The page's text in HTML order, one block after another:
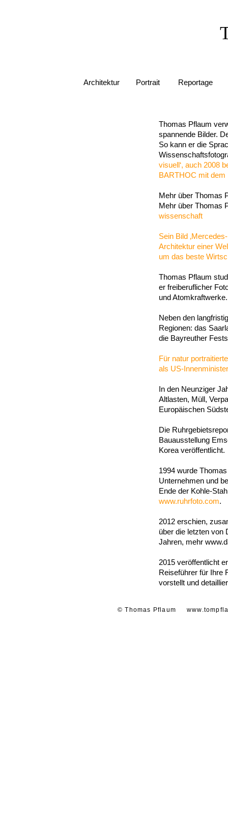
Thomas Pflaum
spannende Bilder.
So kann er die
visuell‘, auch 2008
BARTHOC mit dem
Mehr über Thomas
Mehr über Thomas
wissenschaft
Sein Bild
Architektur einer
um das beste
Thomas Pflaum
er freiberuflicher
und
Neben den
Regionen: das
die Bayreuther
Für natur
als US-
In den Neunziger
Altlasten, Müll,
Europäischen
Die
Bauausstellung
Korea veröffentlicht.
1994 wurde
Unternehmen und
Ende der Kohle-
www.ruhrfoto.com.
2012 erschien,
über die letzten von
Jahren, mehr
2015 veröffentlicht
Reiseführer für Ihre
vorstellt und
Architektur Portrait Reportage
© Thomas Pflaum